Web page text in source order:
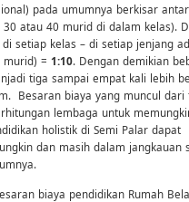
pada umumnya berkisar
atau 40 murid di dalam kelas).
setiap kelas – di setiap jenjang
murid) = 1:10. Dengan demikian
tiga sampai empat kali lebih
Besaran biaya yang muncul dari
lembaga untuk
holistik di Semi Palar dapat
dan masih dalam jangkauan
biaya pendidikan Rumah